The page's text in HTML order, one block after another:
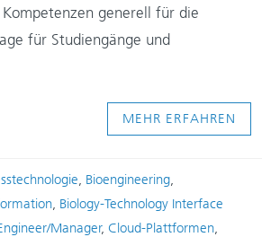
generell für die
für Studiengänge und
MEHR ERFAHREN
, Bioengineering,
, Biology-Technology Interface
Manager, Cloud-Plattformen,